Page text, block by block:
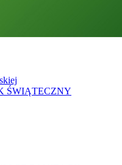
ŚWIĄTECZNY